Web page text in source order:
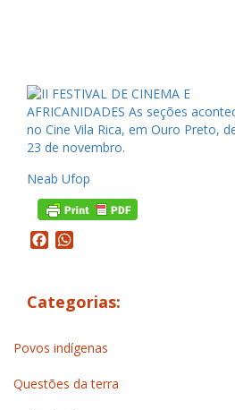
Neab Ufop
Facebook
Categorias:
Povos indígenas
Questões da terra